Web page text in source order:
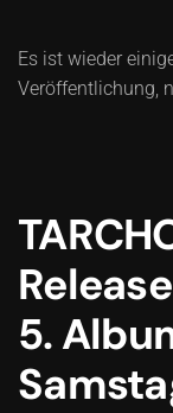
Es ist wieder
Veröffentlichung,
5.